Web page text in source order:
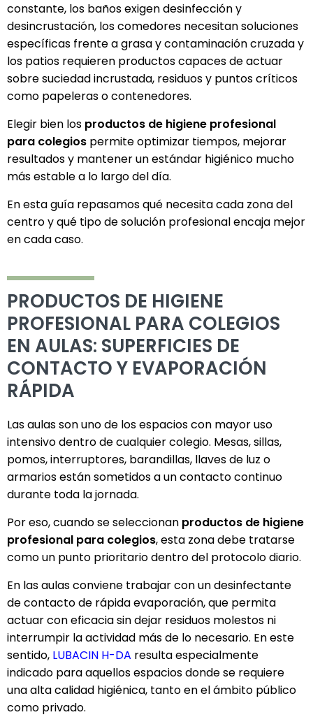
constante, los baños exigen desinfección y
desincrustación, los comedores necesitan soluciones
específicas frente a grasa y contaminación cruzada y
los patios requieren productos capaces de actuar
sobre suciedad incrustada, residuos y puntos críticos
como papeleras o contenedores.
Elegir bien los productos de higiene profesional
para colegios permite optimizar tiempos, mejorar
resultados y mantener un estándar higiénico mucho
más estable a lo largo del día.
En esta guía repasamos qué necesita cada zona del
centro y qué tipo de solución profesional encaja mejor
en cada caso.
PRODUCTOS DE HIGIENE
PROFESIONAL PARA COLEGIOS
EN AULAS: SUPERFICIES DE
CONTACTO Y EVAPORACIÓN
RÁPIDA
Las aulas son uno de los espacios con mayor uso
intensivo dentro de cualquier colegio. Mesas, sillas,
pomos, interruptores, barandillas, llaves de luz o
armarios están sometidos a un contacto continuo
durante toda la jornada.
Por eso, cuando se seleccionan productos de higiene
profesional para colegios, esta zona debe tratarse
como un punto prioritario dentro del protocolo diario.
En las aulas conviene trabajar con un desinfectante
de contacto de rápida evaporación, que permita
actuar con eficacia sin dejar residuos molestos ni
interrumpir la actividad más de lo necesario. En este
sentido, LUBACIN H-DA resulta especialmente
indicado para aquellos espacios donde se requiere
una alta calidad higiénica, tanto en el ámbito público
como privado.